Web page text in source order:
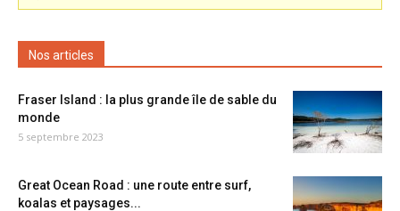
Nos articles
Fraser Island : la plus grande île de sable du
monde
5 septembre 2023
Great Ocean Road : une route entre surf,
koalas et paysages...